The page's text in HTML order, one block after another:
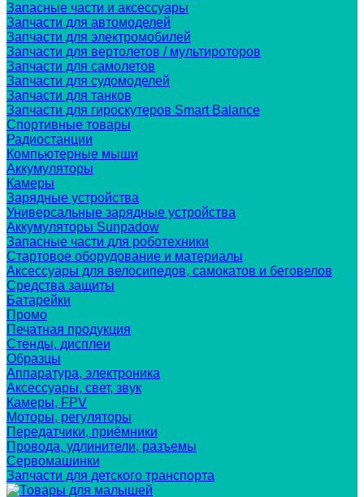
Запасные части и аксессуары
Запчасти для автомоделей
Запчасти для электромобилей
Запчасти для вертолетов / мультироторов
Запчасти для самолетов
Запчасти для судомоделей
Запчасти для танков
Запчасти для гироскутеров Smart Balance
Спортивные товары
Радиостанции
Компьютерные мыши
Аккумуляторы
Камеры
Зарядные устройства
Универсальные зарядные устройства
Аккумуляторы Sunpadow
Запасные части для роботехники
Стартовое оборудование и материалы
Аксессуары для велосипедов, самокатов и беговелов
Средства защиты
Батарейки
Промо
Печатная продукция
Стенды, дисплеи
Образцы
Аппаратура, электроника
Аксессуары, свет, звук
Камеры, FPV
Моторы, регуляторы
Передатчики, приёмники
Провода, удлинители, разъемы
Сервомашинки
Запчасти для детского транспорта